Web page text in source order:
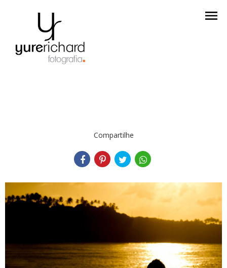
menu
Compartilhe